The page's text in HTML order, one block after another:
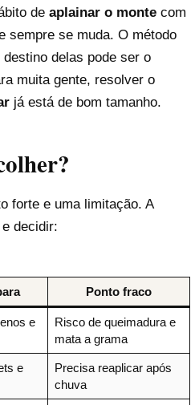
de aplainar o monte com
sempre se muda. O método
delas pode ser o
muita gente, resolver o
já está de bom tamanho.
forte e uma limitação. A
decidir:
Ponto fraco
e
Risco de queimadura e
mata a grama
e
Precisa reaplicar após
chuva